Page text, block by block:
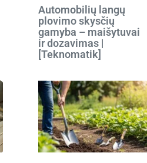
Automobilių langų
plovimo skysčių
gamyba – maišytuvai
ir dozavimas |
[Teknomatik]